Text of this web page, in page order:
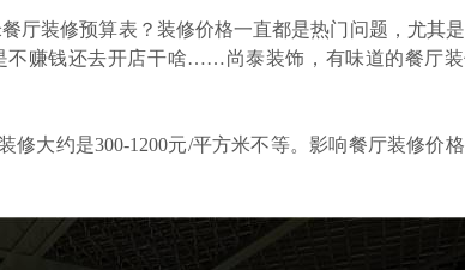
餐厅装修预算表？装修价格一直都是热门问题，尤其是
不赚钱还去开店干啥……尚泰装饰，有味道的餐厅
修大约是300-1200元/平方米不等。影响餐厅装修价